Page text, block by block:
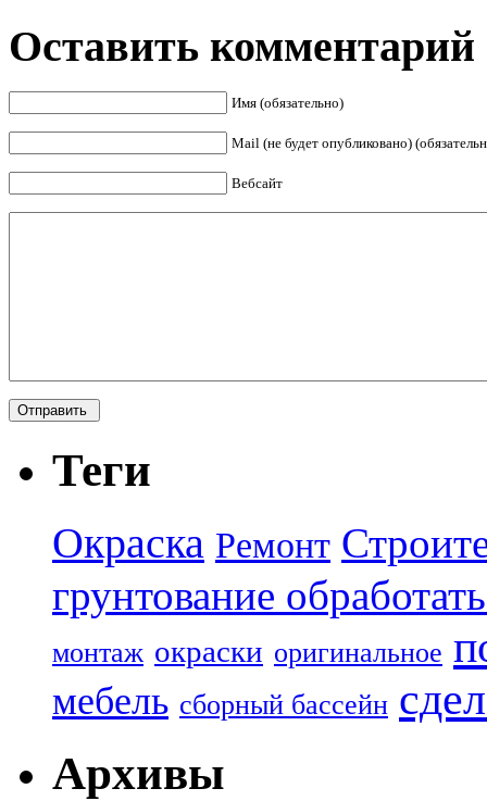
Оставить комментарий
Имя (обязательно)
Mail (не будет опубликовано)
Вебсайт
Теги
Окраска Ремонт
грунтование
монтаж окраски оригинальное
мебель сборный бассейн
Архивы